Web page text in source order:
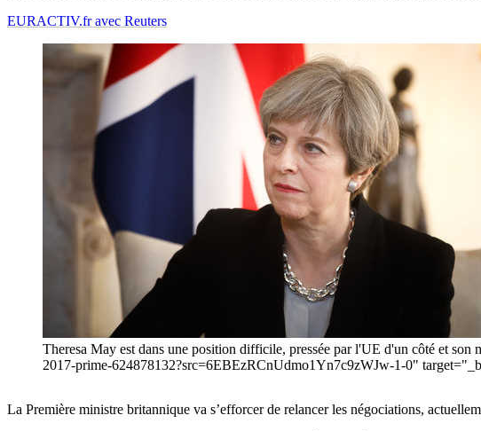
EURACTIV.fr avec Reuters
Theresa May est dans une position difficile, pressée par l'UE d'un côté et
2017-prime-624878132?src=6EBEzRCnUdmo1Yn7c9zWJw-1-0"
La Première ministre britannique va s’efforcer de relancer les négociations,